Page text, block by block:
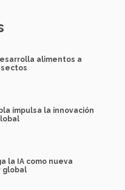
alimentos a
impulsa la innovación
la IA como nueva
global